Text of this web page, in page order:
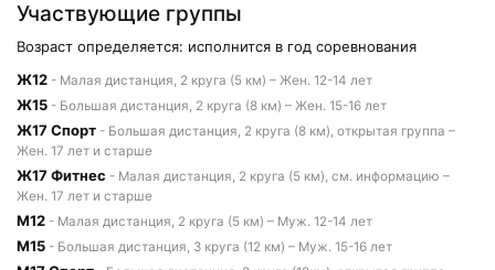
Участвующие группы
Возраст определяется: исполнится в год соревнования
Ж12 - Малая дистанция, 2 круга (5 км) – Жен. 12-14 лет
Ж15 - Большая дистанция, 2 круга (8 км) – Жен. 15-16 лет
Ж17 Спорт - Большая дистанция, 2 круга (8 км), открытая группа –
Жен. 17 лет и старше
Ж17 Фитнес - Малая дистанция, 2 круга (5 км), см. информацию –
Жен. 17 лет и старше
М12 - Малая дистанция, 2 круга (5 км) – Муж. 12-14 лет
М15 - Большая дистанция, 3 круга (12 км) – Муж. 15-16 лет